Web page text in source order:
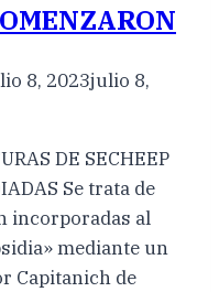
8, 2023julio 8,
DE SECHEEP
Se trata de
incorporadas al
mediante un
Capitanich de